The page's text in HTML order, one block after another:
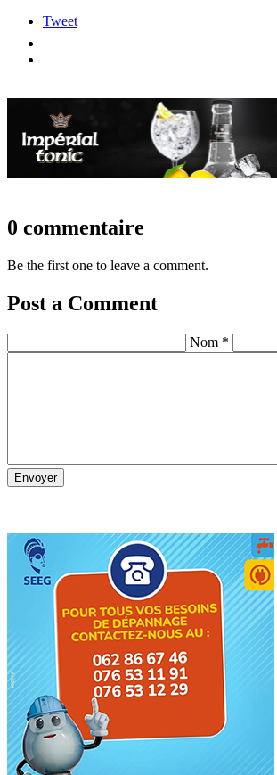
Tweet
0 commentaire
Be the first one to leave a comment.
Post a Comment
Nom *